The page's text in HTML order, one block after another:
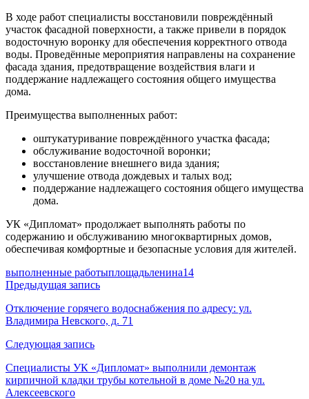
В ходе работ специалисты восстановили повреждённый
участок фасадной поверхности, а также привели в порядок
водосточную воронку для обеспечения корректного отвода
воды. Проведённые мероприятия направлены на сохранение
фасада здания, предотвращение воздействия влаги и
поддержание надлежащего состояния общего имущества
дома.
Преимущества выполненных работ:
оштукатуривание повреждённого участка фасада;
обслуживание водосточной воронки;
восстановление внешнего вида здания;
улучшение отвода дождевых и талых вод;
поддержание надлежащего состояния общего имущества
дома.
УК «Дипломат» продолжает выполнять работы по
содержанию и обслуживанию многоквартирных домов,
обеспечивая комфортные и безопасные условия для жителей.
выполненные работыплощадьленина14
Навигация
по
записям
Предыдущая запись
Отключение горячего водоснабжения по адресу: ул.
Владимира Невского, д. 71
Следующая запись
Специалисты УК «Дипломат» выполнили демонтаж
кирпичной кладки трубы котельной в доме №20 на ул.
Алексеевского